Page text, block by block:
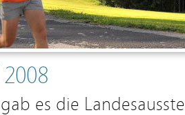
2008
es die